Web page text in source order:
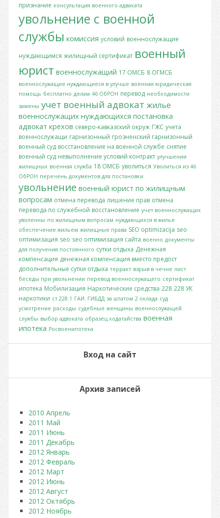
признание консультация военного адваката
увольнение с военной
службы комиссия условий военнослужащие
нуждающимся жилищный сертификат военный
юрист военнослужащий 17 ОМСБ 8 ОГМСБ
военнослужащие нуждающиеся в улучше военная юридическая
помощь бесплатно делам 46 ОбРОН перевод необходимости
замены учет военный адвокат жилье
военнослужащих нуждающихся постановка
адвокат крехов северо-кавказский окруж ГЖС учета
военнослужащи гарнизонный грозненский гарнизонный
военный суд восстановление на военной службе снятие
военный суд невыполнение условий контракт улучшении
жилищных военная служба 18 ОМСБ уволиться Уволиться из 46
ОбРОН перечень документов для постановки
увольнение военный юрист по жилищным
вопросам отмена перевода лишение прав отмена
перевода по служебной восстановление учет военнослужащих
уволенны по жилищным вопросам нуждающихся в жилье
обеспечение жильем жилищные права SEO optimizacija seo
оптимизация seo seo оптимизация сайта военно документы
для получения постоянного сутки отдыха Денежная
компенсация денежная компенсация вместо предост
дополнительные сутки отдыха терракт взрыв в чечне лист
беседы при увольнении перевод военнослужащего сертификат
ипотека Мобилизация Наркотические средства 228 228 УК
наркотики ст.228.1 ГАИ. ГИБДД за штатом 2 оклада суд
усмотрение расходы судебные женщины военнослужащей
службы выбор адвоката образец ходатайства военная
ипотека Росвоенипотека
Вход на сайт
Архив записей
2010 Апрель
2011 Май
2011 Июнь
2011 Декабрь
2012 Январь
2012 Февраль
2012 Март
2012 Июнь
2012 Август
2012 Октябрь
2012 Ноябрь